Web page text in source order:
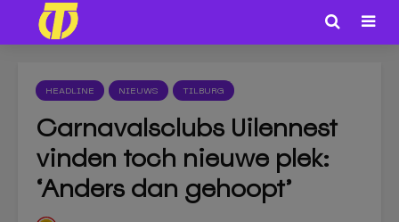
HEADLINE NIEUWS TILBURG
Carnavalsclubs Uilennest
vinden toch nieuwe plek:
‘Anders dan gehoopt’